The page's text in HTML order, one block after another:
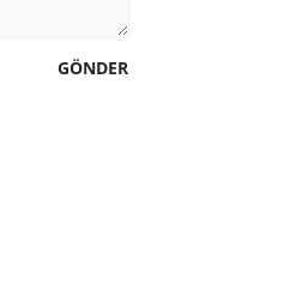
GÖNDER